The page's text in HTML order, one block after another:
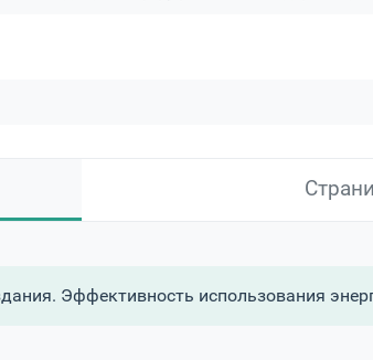
Эффективность использования